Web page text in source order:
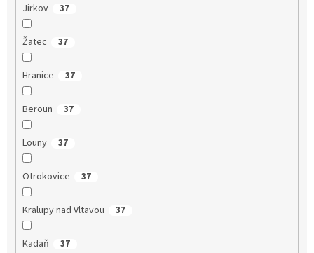
Jirkov 37
Žatec 37
Hranice 37
Beroun 37
Louny 37
Otrokovice 37
Kralupy nad Vltavou 37
Kadaň 37